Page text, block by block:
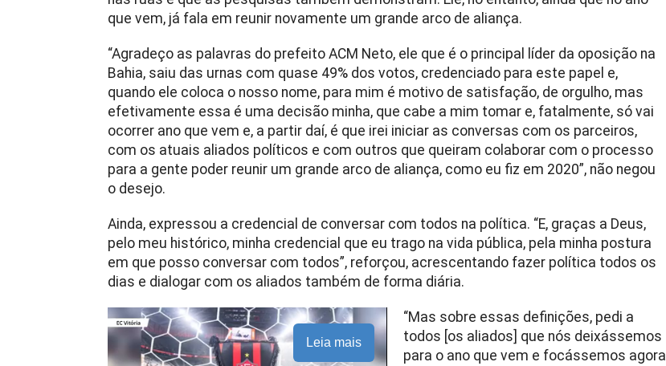
que vem, já fala em reunir novamente um grande arco de aliança.
“Agradeço as palavras do prefeito ACM Neto, ele que é o principal líder da oposição na
Bahia, saiu das urnas com quase 49% dos votos, credenciado para este papel e,
quando ele coloca o nosso nome, para mim é motivo de satisfação, de orgulho, mas
efetivamente essa é uma decisão minha, que cabe a mim tomar e, fatalmente, só vai
ocorrer ano que vem e, a partir daí, é que irei iniciar as conversas com os parceiros,
com os atuais aliados políticos e com outros que queiram colaborar com o processo
para a gente poder reunir um grande arco de aliança, como eu fiz em 2020”, não negou
o desejo.
Ainda, expressou a credencial de conversar com todos na política. “E, graças a Deus,
pelo meu histórico, minha credencial que eu trago na vida pública, pela minha postura
em que posso conversar com todos”, reforçou, acrescentando fazer política todos os
dias e dialogar com os aliados também de forma diária.
Leia mais
“Mas sobre essas definições, pedi a
todos [os aliados] que nós deixássemos
para o ano que vem e focássemos agora